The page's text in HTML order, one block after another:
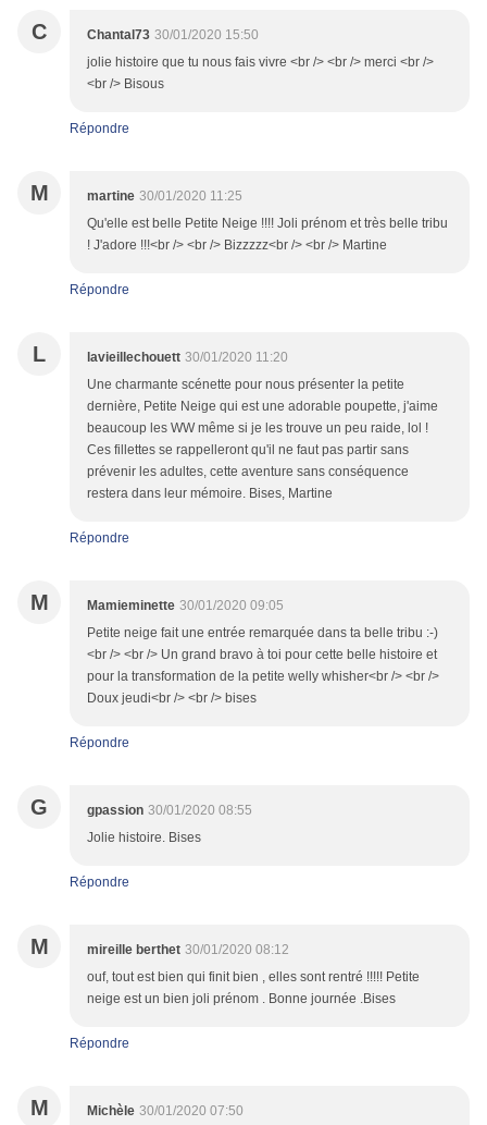
C Chantal73 30/01/2020 15:50
jolie histoire que tu nous fais vivre <br /> <br /> merci <br />
<br /> Bisous
Répondre
M martine 30/01/2020 11:25
Qu'elle est belle Petite Neige !!!! Joli prénom et très belle tribu
! J'adore !!!<br /> <br /> Bizzzzz<br /> <br /> Martine
Répondre
L lavieillechouett 30/01/2020 11:20
Une charmante scénette pour nous présenter la petite
dernière, Petite Neige qui est une adorable poupette, j'aime
beaucoup les WW même si je les trouve un peu raide, lol !
Ces fillettes se rappelleront qu'il ne faut pas partir sans
prévenir les adultes, cette aventure sans conséquence
restera dans leur mémoire. Bises, Martine
Répondre
M Mamieminette 30/01/2020 09:05
Petite neige fait une entrée remarquée dans ta belle tribu :-)
<br /> <br /> Un grand bravo à toi pour cette belle histoire et
pour la transformation de la petite welly whisher<br /> <br />
Doux jeudi<br /> <br /> bises
Répondre
G gpassion 30/01/2020 08:55
Jolie histoire. Bises
Répondre
M mireille berthet 30/01/2020 08:12
ouf, tout est bien qui finit bien , elles sont rentré !!!!! Petite
neige est un bien joli prénom . Bonne journée .Bises
Répondre
M Michèle 30/01/2020 07:50